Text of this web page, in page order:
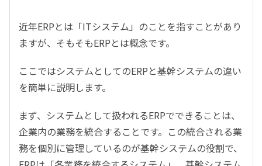
近年ERPとは「ITシステム」のことを指すことがあり
ますが、そもそもERPとは概念です。
ここではシステムとしてのERPと基幹システムの違い
を簡単に説明します。
まず、システムとして扱われるERPでできることは、
企業内の業務を統合することです。この統合される業
務を個別に管理しているのが基幹システムの役割で、